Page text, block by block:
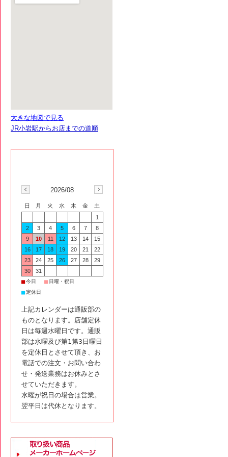
大きな地図で見る
JR小岩駅からお店までの道順
2026/08
日 月 火 水 木 金
土
1
2
3 4 5 6 7
8
9
10 11 12 13 14
15
16
17 18 19 20 21
22
23
24 25 26 27 28
29
30
31
■今日 ■ 日曜・祝日
■定休日
上記カレンダーは通販部の
ものとなります。店舗定休
日は毎週水曜日です。通販
部は水曜及び第1第3日曜日
を定休日とさせて頂き、お
電話での注文・お問い合わ
せ・発送業務はお休みとさ
せていただきます。
水曜が祝日の場合は営業。
翌平日は代休となります。